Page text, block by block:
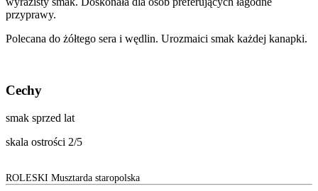
przyprawy.
Polecana do żółtego sera i wędlin. Urozmaici smak każdej kanapki.
Cechy
smak sprzed lat
skala ostrości 2/5
ROLESKI Musztarda staropolska